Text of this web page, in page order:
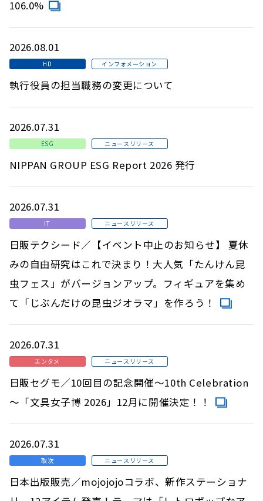
106.0%
2026.08.01
HD インフォメーション
執行役員の担当職務の変更について
2026.07.31
ESG ニュースリリース
NIPPAN GROUP ESG Report 2026 発行
2026.07.31
IT ニュースリリース
日販テクシード／【イベント中止のお知らせ】 夏休
みの自由研究はこれで決まり！大人気「たんけん昆
虫フェス」がバージョンアップ。フィギュアを集め
て「じぶんだけの昆虫ジオラマ」を作ろう！
2026.07.31
エンタメ ニュースリリース
日販セグモ／10回目の記念開催～10th Celebration
～「文具女子博 2026」12月に開催決定！！
2026.07.31
取次 ニュースリリース
日本出版販売／mojojojoコラボ、新作ステーショナ